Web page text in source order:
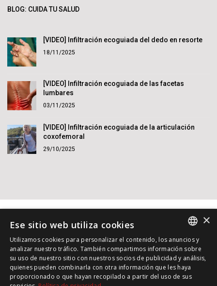
BLOG: CUIDA TU SALUD
[VIDEO] Infiltración ecoguiada del dedo en resorte
18/11/2025
[VIDEO] Infiltración ecoguiada de las facetas
lumbares
03/11/2025
[VIDEO] Infiltración ecoguiada de la articulación
coxofemoral
29/10/2025
© 2015 - 2026 Dr. Jordi Jiménez. Reservados todos los
derechos.
SPANISH
INGLES
ALEMAN
×
Ese sitio web utiliza cookies
Utilizamos cookies para personalizar el contenido, los anuncios y
analizar nuestro tráfico. También compartimos información sobre
su uso de nuestro sitio con nuestros socios de publicidad y análisis,
quienes pueden combinarla con otra información que les haya
proporcionado o que hayan recopilado a partir del uso de sus